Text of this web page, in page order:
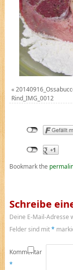
«
Rind_IMG_0012
Bookmark the
Schreibe
Deine E-Mail-Adresse
Felder sind mit*
Kommentar
*